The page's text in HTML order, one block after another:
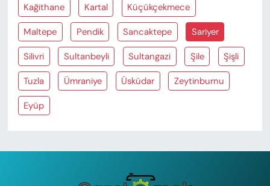
Kağithane Kartal Küçükçekmece
Maltepe Pendik Sancaktepe Sariyer
Silivri Sultanbeyli Sultangazi Şile Şişli
Tuzla Ümraniye Üsküdar Zeytinburnu
Eyüp